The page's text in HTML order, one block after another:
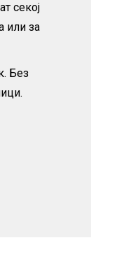
секој
или за
Без